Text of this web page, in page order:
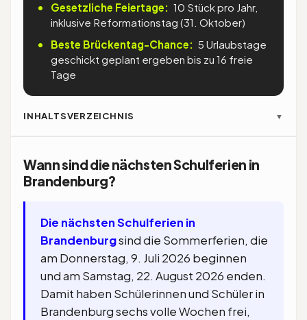
Gesetzliche Feiertage: 10 Stück pro Jahr,
inklusive Reformationstag (31. Oktober)
Beste Brückentag-Chance: 5 Urlaubstage
geschickt geplant ergeben bis zu 16 freie
Tage
INHALTSVERZEICHNIS ▼
Wann sind die nächsten Schulferien in
Brandenburg?
Die nächsten Schulferien in
Brandenburgsind die Sommerferien, die
am Donnerstag, 9. Juli 2026 beginnen
und am Samstag, 22. August 2026 enden.
Damit haben Schülerinnen und Schüler in
Brandenburg sechs volle Wochen frei,